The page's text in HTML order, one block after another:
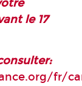
le 17
fr/